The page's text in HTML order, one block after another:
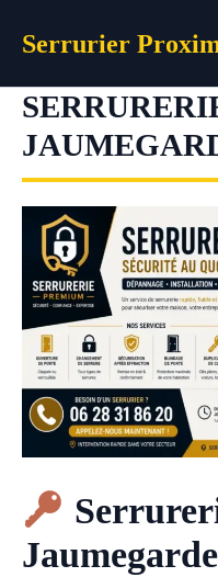
Serrurier